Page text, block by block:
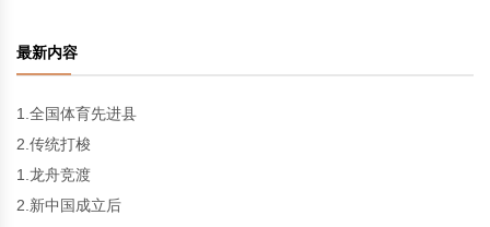
最新内容
1.全国体育先进县
2.传统打梭
1.龙舟竞渡
2.新中国成立后